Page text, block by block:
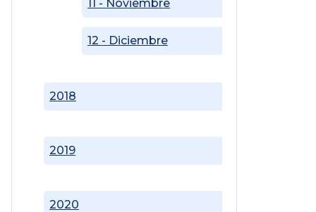
11 - Noviembre
12 - Diciembre
2018
2019
2020